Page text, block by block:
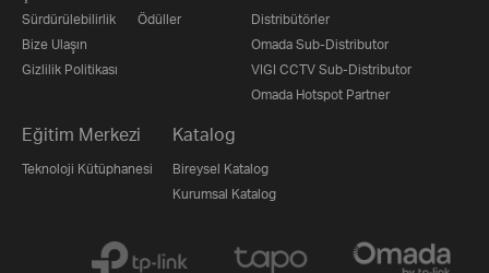
Sürdürülebilirlik
Bize Ulaşın
Gizlilik Politikası
Ödüller
Distribütörler
Omada Sub-Distributor
VIGI CCTV Sub-Distributor
Omada Hotspot Partner
Eğitim Merkezi
Teknoloji Kütüphanesi
Katalog
Bireysel Katalog
Kurumsal Katalog